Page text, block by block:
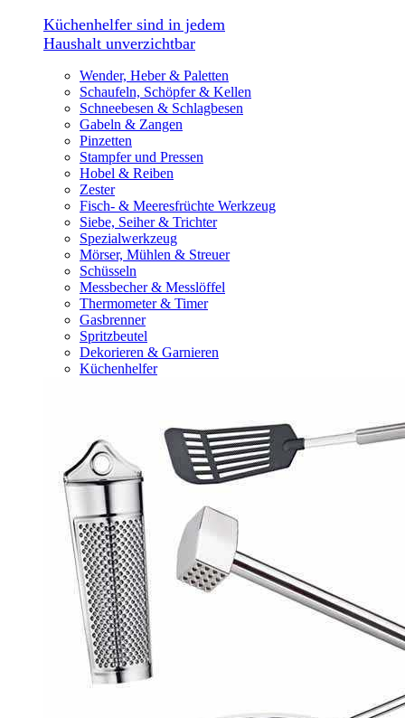
Küchenhelfer sind in jedem
Haushalt unverzichtbar
Wender, Heber & Paletten
Schaufeln, Schöpfer & Kellen
Schneebesen & Schlagbesen
Gabeln & Zangen
Pinzetten
Stampfer und Pressen
Hobel & Reiben
Zester
Fisch- & Meeresfrüchte Werkzeug
Siebe, Seiher & Trichter
Spezialwerkzeug
Mörser, Mühlen & Streuer
Schüsseln
Messbecher & Messlöffel
Thermometer & Timer
Gasbrenner
Spritzbeutel
Dekorieren & Garnieren
Küchenhelfer